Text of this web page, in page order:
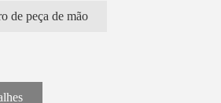
e o desempenho ideal das peças
para os dentistas.
a manutenção e reparo de turbinas de
suave.
de peça de mão